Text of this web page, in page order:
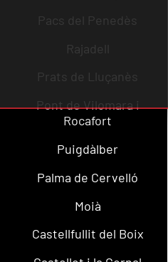
Pacs del Penedès
Rajadell
Prats de Lluçanès
Pont de Vilomara i
Rocafort
Puigdàlber
Palma de Cervelló
Moià
Castellfullit del Boix